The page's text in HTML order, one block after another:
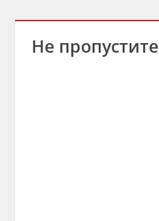
Не пропустите